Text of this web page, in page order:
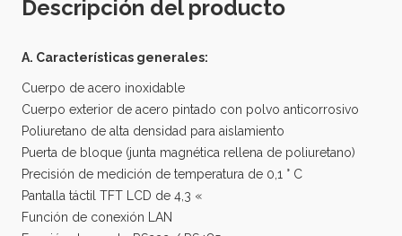
Descripción del producto
A. Características generales:
Cuerpo de acero inoxidable
Cuerpo exterior de acero pintado con polvo anticorrosivo
Poliuretano de alta densidad para aislamiento
Puerta de bloque (junta magnética rellena de poliuretano)
Precisión de medición de temperatura de 0,1 ° C
Pantalla táctil TFT LCD de 4,3 «
Función de conexión LAN